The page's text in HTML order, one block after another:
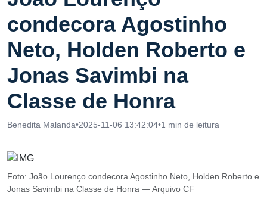
condecora Agostinho
Neto, Holden Roberto e
Jonas Savimbi na
Classe de Honra
Benedita Malanda•2025-11-06 13:42:04•1 min de leitura
Foto: João Lourenço condecora Agostinho Neto, Holden Roberto e
Jonas Savimbi na Classe de Honra — Arquivo CF